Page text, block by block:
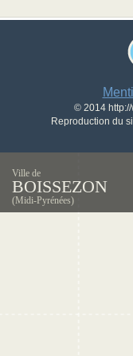
© 2014
Reproduction du
Ville de
BOISSEZON
(Midi-Pyrénées)